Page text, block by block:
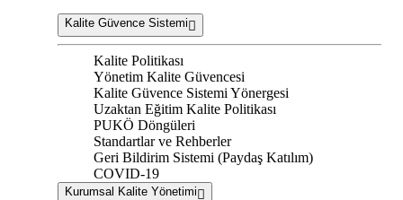
Kalite Güvence Sistemi
Kalite Politikası
Yönetim Kalite Güvencesi
Kalite Güvence Sistemi Yönergesi
Uzaktan Eğitim Kalite Politikası
PUKÖ Döngüleri
Standartlar ve Rehberler
Geri Bildirim Sistemi (Paydaş Katılım)
COVID-19
Kurumsal Kalite Yönetimi